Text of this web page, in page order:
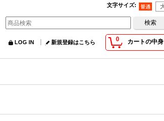
文字サイズ:
0 カートの中身
LOG IN 新規登録はこちら